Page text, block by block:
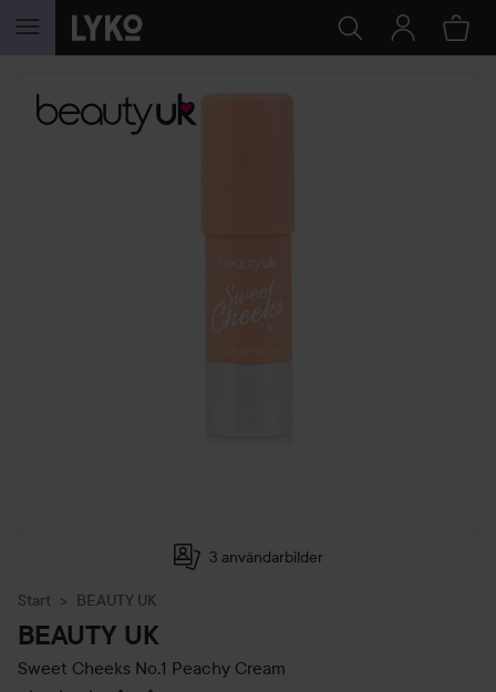
HOPPA TILL INNEHÅLLET
3 användarbilder
Start BEAUTY UK
BEAUTY UK
Sweet Cheeks No.1 Peachy Cream